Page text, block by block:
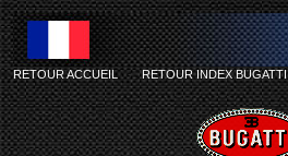
RETOUR ACCUEIL-RETOUR INDEX BUGATTI